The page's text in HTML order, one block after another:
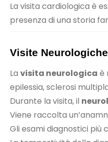
La visita cardiologica è
presenza di una storia
Visite Neurologiche
La visita neurologica è
epilessia, sclerosi
Durante la visita, il
Viene raccolta
Gli esami diagnostici